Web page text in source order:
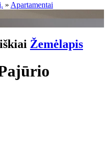
» Apartamentai
Žemėlapis